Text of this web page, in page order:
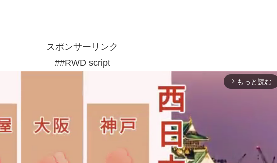
スポンサーリンク
##RWD script
arrow_forward_ios もっと読む